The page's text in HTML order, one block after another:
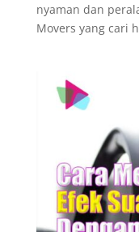
nyaman dan
Movers yang cari